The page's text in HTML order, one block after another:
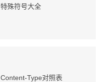
特殊符号大全
Content-Type对照表